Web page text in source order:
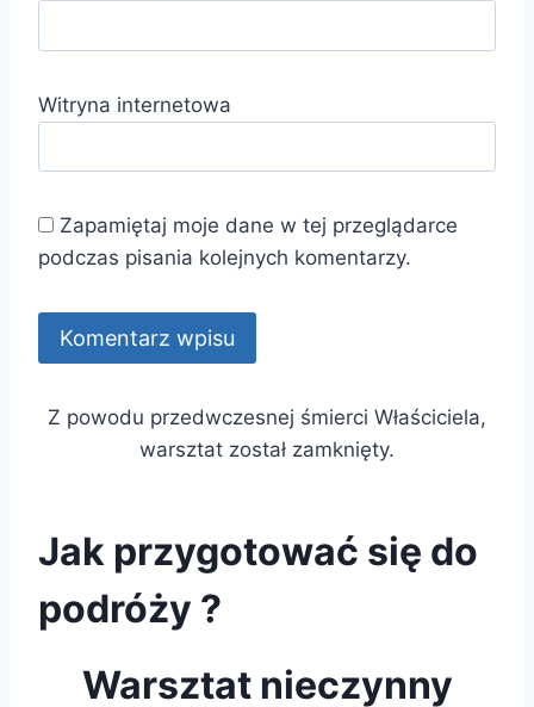
Witryna internetowa
Zapamiętaj moje dane w tej przeglądarce
podczas pisania kolejnych komentarzy.
Z powodu przedwczesnej śmierci Właściciela,
warsztat został zamknięty.
Jak przygotować się do
podróży ?
Warsztat nieczynny